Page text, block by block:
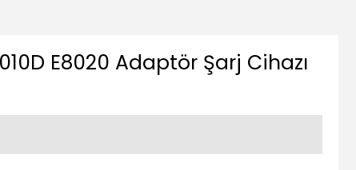
E8020 Adaptör Şarj Cihazı